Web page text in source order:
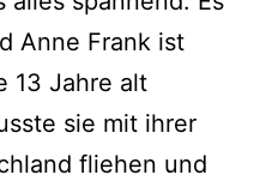
Anne Frank ist
13 Jahre alt
sie mit ihrer
fliehen und